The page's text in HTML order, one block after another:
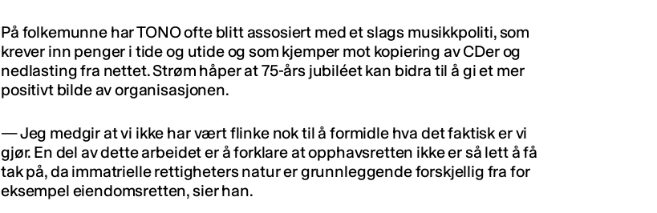
På folkemunne har TONO ofte blitt assosiert med et slags musikkpoliti, som
krever inn penger i tide og utide og som kjemper mot kopiering av CDer og
nedlasting fra nettet. Strøm håper at 75-års jubiléet kan bidra til å gi et mer
positivt bilde av organisasjonen.
— Jeg medgir at vi ikke har vært flinke nok til å formidle hva det faktisk er vi
gjør. En del av dette arbeidet er å forklare at opphavsretten ikke er så lett å få
tak på, da immatrielle rettigheters natur er grunnleggende forskjellig fra for
eksempel eiendomsretten, sier han.